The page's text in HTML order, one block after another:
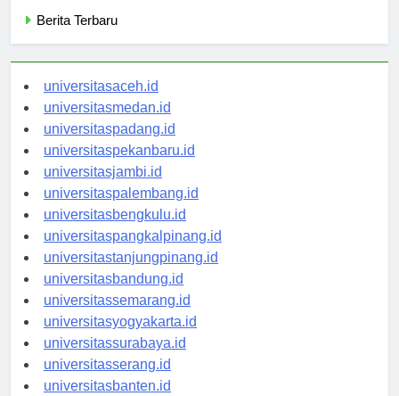
Berita Terbaru
universitasaceh.id
universitasmedan.id
universitaspadang.id
universitaspekanbaru.id
universitasjambi.id
universitaspalembang.id
universitasbengkulu.id
universitaspangkalpinang.id
universitastanjungpinang.id
universitasbandung.id
universitassemarang.id
universitasyogyakarta.id
universitassurabaya.id
universitasserang.id
universitasbanten.id